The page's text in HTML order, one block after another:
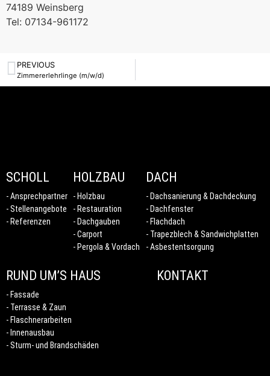
74189 Weinsberg
Tel: 07134-961172
PREVIOUS
Zimmererlehrlinge (m/w/d)
SCHOLL
Ansprechpartner
Stellenangebote
Referenzen
HOLZBAU
Holzbau
Restauration
Dachgauben
Carport
Pergola & Vordach
DACH
Dachsanierung & Dachdeckung
Dachfenster
Flachdach
Trapezblech & Sandwichplatten
Asbestentsorgung
RUND UM’S HAUS
Fassade
Terrasse & Zaun
Flaschnerarbeiten
Innenausbau
Sturm- und Brandschäden
KONTAKT